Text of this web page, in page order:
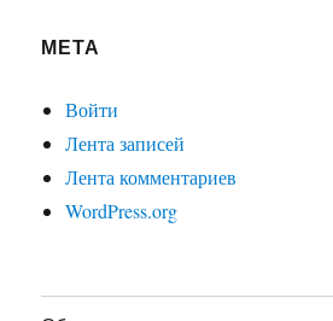
МЕТА
Войти
Лента записей
Лента комментариев
WordPress.org